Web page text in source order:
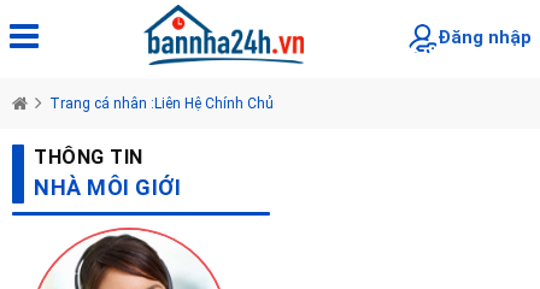
Đăng nhập
Trang cá nhân :Liên Hệ Chính Chủ
THÔNG TIN
NHÀ MÔI GIỚI